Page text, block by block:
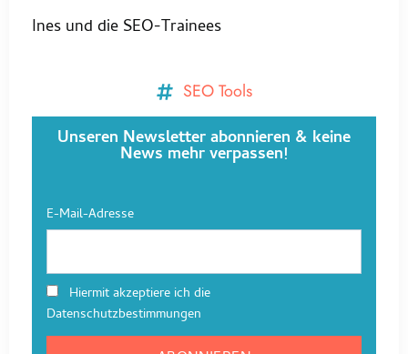
Ines und die SEO-Trainees
SEO Tools
Unseren Newsletter abonnieren & keine
News mehr verpassen!
E-Mail-Adresse
Hiermit akzeptiere ich die
Datenschutzbestimmungen